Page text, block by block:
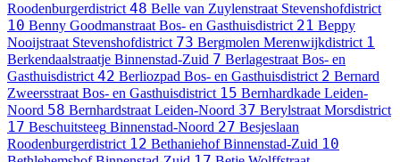
Roodenburgerdistrict 48 Belle van Zuylenstraat Stevenshofdistrict
10 Benny Goodmanstraat Bos- en Gasthuisdistrict 21 Beppy
Nooijstraat Stevenshofdistrict 73 Bergmolen Merenwijkdistrict 1
Berkendaalstraatje Binnenstad-Zuid 7 Berlagestraat Bos- en
Gasthuisdistrict 42 Berliozpad Bos- en Gasthuisdistrict 2 Bernard
Zweersstraat Bos- en Gasthuisdistrict 15 Bernhardkade Leiden-
Noord 58 Bernhardstraat Leiden-Noord 37 Berylstraat Morsdistrict
17 Beschuitsteeg Binnenstad-Noord 27 Besjeslaan
Roodenburgerdistrict 12 Bethaniehof Binnenstad-Zuid 10